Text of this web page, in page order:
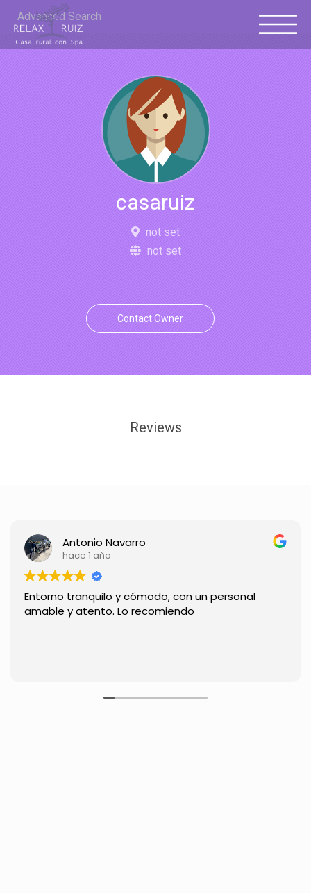
Advanced Search
casaruiz
not set
not set
Contact Owner
Reviews
Antonio Navarro
hace 1 año
Entorno tranquilo y cómodo, con un personal
amable y atento. Lo recomiendo